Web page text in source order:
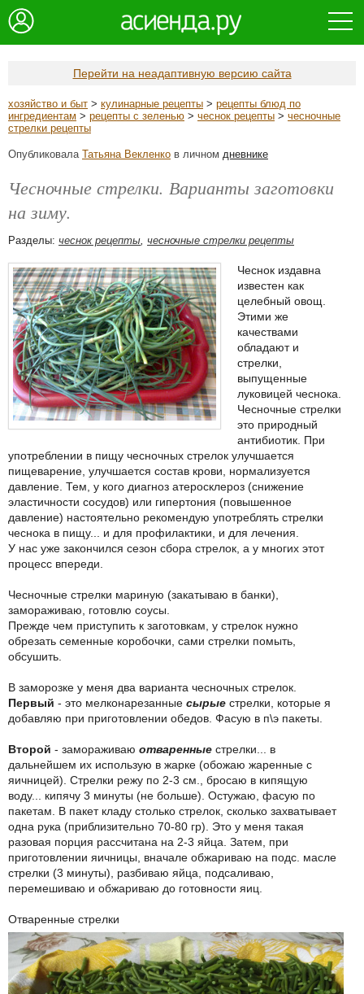
Перейти на неадаптивную версию сайта
хозяйство и быт > кулинарные рецепты > рецепты блюд по
ингредиентам > рецепты с зеленью > чеснок рецепты > чесночные
стрелки рецепты
Опубликовала Татьяна Векленко в личном дневнике
Чесночные стрелки. Варианты заготовки
на зиму.
Разделы: чеснок рецепты, чесночные стрелки рецепты
Чеснок издавна
известен как
целебный овощ.
Этими же
качествами
обладают и
стрелки,
выпущенные
луковицей чеснока.
Чесночные стрелки
это природный
антибиотик. При
употреблении в пищу чесночных стрелок улучшается
пищеварение, улучшается состав крови, нормализуется
давление. Тем, у кого диагноз атеросклероз (снижение
эластичности сосудов) или гипертония (повышенное
давление) настоятельно рекомендую употреблять стрелки
чеснока в пищу... и для профилактики, и для лечения.
У нас уже закончился сезон сбора стрелок, а у многих этот
процесс впереди.
Чесночные стрелки мариную (закатываю в банки),
замораживаю, готовлю соусы.
Прежде чем приступить к заготовкам, у стрелок нужно
обрезать семенные коробочки, сами стрелки помыть,
обсушить.
В заморозке у меня два варианта чесночных стрелок.
Первый - это мелконарезанные сырые стрелки, которые я
добавляю при приготовлении обедов. Фасую в п\э пакеты.
Второй - замораживаю отваренные стрелки... в
дальнейшем их использую в жарке (обожаю жаренные с
яичницей). Стрелки режу по 2-3 см., бросаю в кипящую
воду... кипячу 3 минуты (не больше). Остужаю, фасую по
пакетам. В пакет кладу столько стрелок, сколько захватывает
одна рука (приблизительно 70-80 гр). Это у меня такая
разовая порция рассчитана на 2-3 яйца. Затем, при
приготовлении яичницы, вначале обжариваю на подс. масле
стрелки (3 минуты), разбиваю яйца, подсаливаю,
перемешиваю и обжариваю до готовности яиц.
Отваренные стрелки